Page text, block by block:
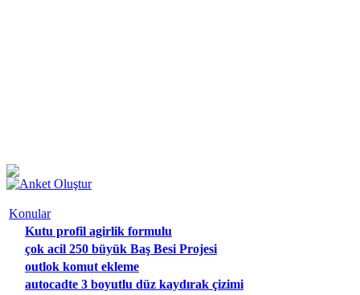
Konular
Kutu profil agirlik formulu
çok acil 250 büyük Baş Besi Projesi
outlok komut ekleme
autocadte 3 boyutlu düz kaydırak çizimi